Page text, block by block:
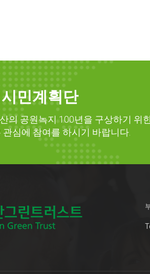
민계획단
의 공원녹지 100년을 구상하기 위
관심에 참여를 하시기 바랍니다.